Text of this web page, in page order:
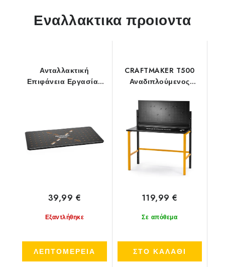
Εναλλακτικα προιοντα
Ανταλλακτική
Επιφάνεια Εργασίας
Εξαντλήθηκε
39,99 €
ΛΕΠΤΟΜΕΡΕΙΑ
CRAFTMAKER T500
Αναδιπλούμενος
Σε απόθεμα
119,99 €
ΣΤΟ ΚΑΛΑΘΙ